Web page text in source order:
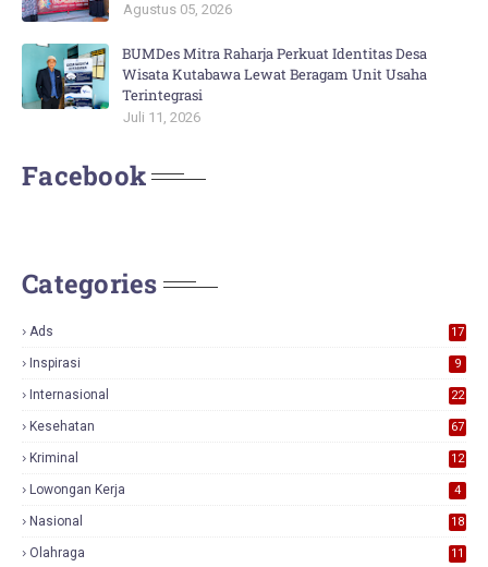
Agustus 05, 2026
BUMDes Mitra Raharja Perkuat Identitas Desa
Wisata Kutabawa Lewat Beragam Unit Usaha
Terintegrasi
Juli 11, 2026
Facebook
Categories
Ads
17
Inspirasi 9
Internasional 22
Kesehatan 67
Kriminal 12
Lowongan Kerja 4
Nasional
18
Olahraga 11